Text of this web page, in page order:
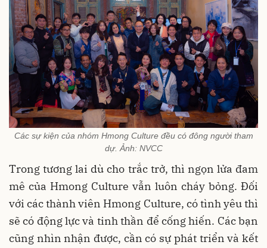
Các sự kiện của nhóm Hmong Culture đều có đông người tham
dự. Ảnh: NVCC
Trong tương lai dù cho trắc trở, thì ngọn lửa đam
mê của Hmong Culture vẫn luôn cháy bỏng. Đối
với các thành viên Hmong Culture, có tình yêu thì
sẽ có động lực và tinh thần để cống hiến. Các bạn
cũng nhìn nhận được, cần có sự phát triển và kết